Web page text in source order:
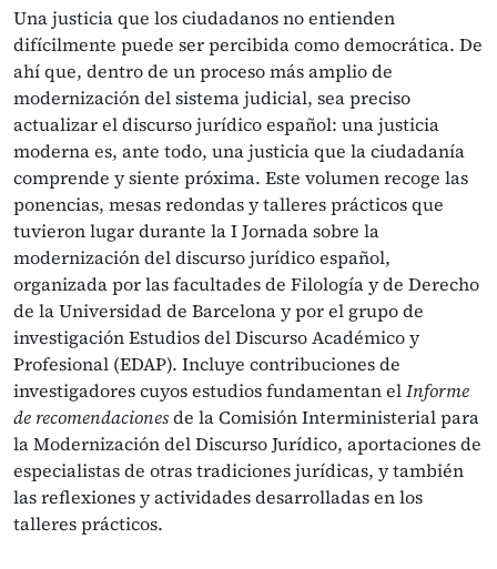
Una justicia que los ciudadanos no entienden
difícilmente puede ser percibida como democrática. De
ahí que, dentro de un proceso más amplio de
modernización del sistema judicial, sea preciso
actualizar el discurso jurídico español: una justicia
moderna es, ante todo, una justicia que la ciudadanía
comprende y siente próxima. Este volumen recoge las
ponencias, mesas redondas y talleres prácticos que
tuvieron lugar durante la I Jornada sobre la
modernización del discurso jurídico español,
organizada por las facultades de Filología y de Derecho
de la Universidad de Barcelona y por el grupo de
investigación Estudios del Discurso Académico y
Profesional (EDAP). Incluye contribuciones de
investigadores cuyos estudios fundamentan elInforme
de recomendacionesde la Comisión Interministerial para
la Modernización del Discurso Jurídico, aportaciones de
especialistas de otras tradiciones jurídicas, y también
las reflexiones y actividades desarrolladas en los
talleres prácticos.